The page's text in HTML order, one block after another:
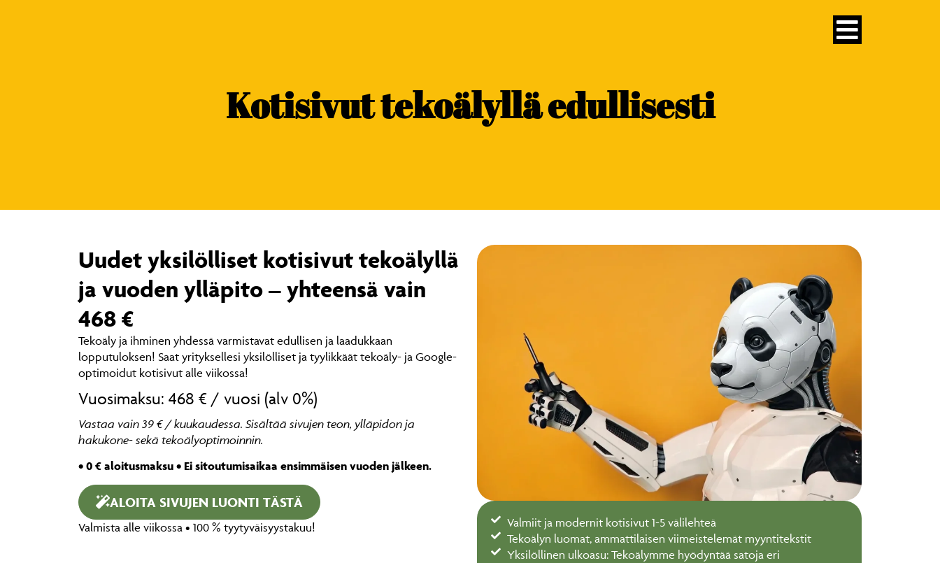
Kotisivut tekoälyllä edullisesti
Uudet yksilölliset kotisivut tekoälyllä
ja vuoden ylläpito – yhteensä vain
468 €
Tekoäly ja ihminen yhdessä varmistavat edullisen ja laadukkaan
lopputuloksen! Saat yrityksellesi yksilölliset ja tyylikkäät tekoäly- ja Google-
optimoidut kotisivut alle viikossa!
Vuosimaksu: 468 € / vuosi (alv 0%)
Vastaa vain 39 € / kuukaudessa. Sisältää sivujen teon, ylläpidon ja
hakukone- sekä tekoälyoptimoinnin.
• 0 € aloitusmaksu • Ei sitoutumisaikaa ensimmäisen vuoden jälkeen.
ALOITA SIVUJEN LUONTI TÄSTÄ
Valmista alle viikossa • 100 % tyytyväisyystakuu!
Valmiit ja modernit kotisivut 1-5 välilehteä
Tekoälyn luomat, ammattilaisen viimeistelemät myyntitekstit
Yksilöllinen ulkoasu: Tekoälymme hyödyntää satoja eri